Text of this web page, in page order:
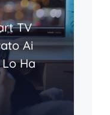
TV
Ai
Ha